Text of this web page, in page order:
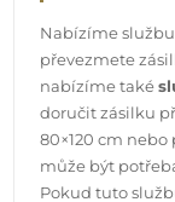
Aby byla montáž
bezstarostné,
Najdete v nich
montáži zrcadla,
údržby, abyste
vzhledu.